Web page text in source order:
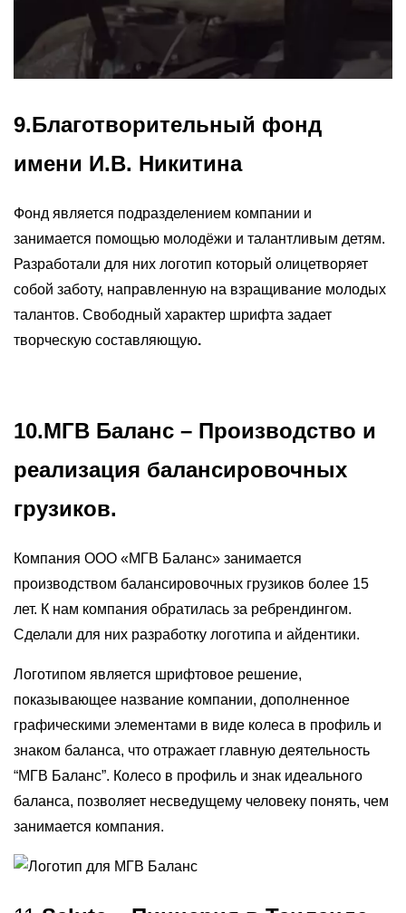
9.Благотворительный фонд
имени И.В. Никитина
Фонд является подразделением компании и
занимается помощью молодёжи и талантливым детям.
Разработали для них логотип который олицетворяет
собой заботу, направленную на взращивание молодых
талантов. Свободный характер шрифта задает
творческую составляющую.
10.МГВ Баланс – Производство и
реализация балансировочных
грузиков.
Компания ООО «МГВ Баланс» занимается
производством балансировочных грузиков более 15
лет. К нам компания обратилась за ребрендингом.
Сделали для них разработку логотипа и айдентики.
Логотипом является шрифтовое решение,
показывающее название компании, дополненное
графическими элементами в виде колеса в профиль и
знаком баланса, что отражает главную деятельность
“МГВ Баланс”. Колесо в профиль и знак идеального
баланса, позволяет несведущему человеку понять, чем
занимается компания.